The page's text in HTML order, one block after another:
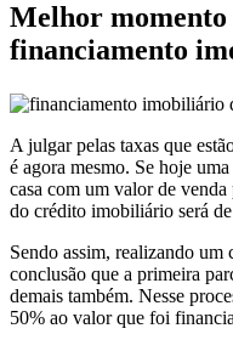
Melhor
financiamento
A julgar pelas taxas que
é agora mesmo. Se hoje
casa com um valor de
do crédito imobiliário será
Sendo assim, realizando um
conclusão que a primeira
demais também. Nesse
50% ao valor que foi